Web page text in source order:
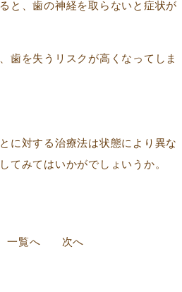
と、歯の神経を取らないと症状が
歯を失うリスクが高くなってしま
に対する治療法は状態により異な
てみてはいかがでしょいうか。
一覧へ 次へ